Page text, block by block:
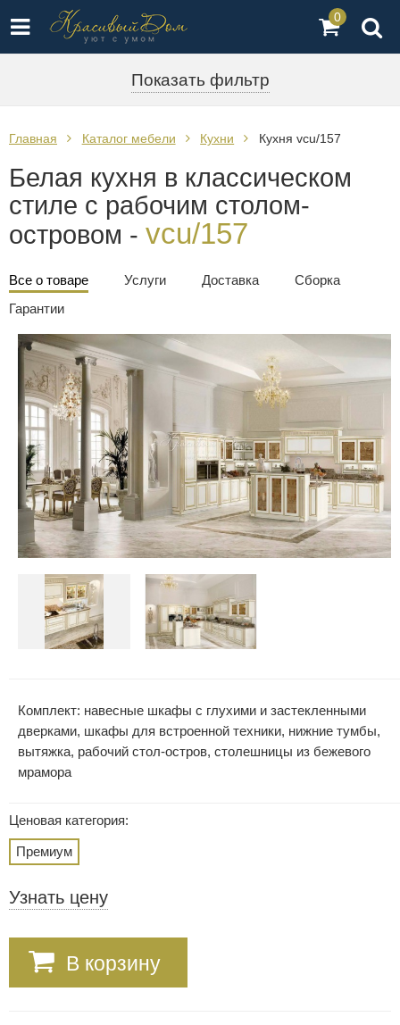
0
Показать фильтр
Главная Каталог мебели Кухни Кухня vcu/157
Белая кухня в классическом
стиле с рабочим столом-
островом - vcu/157
Все о товаре Услуги Доставка
Сборка
Гарантии
Комплект: навесные шкафы с глухими и застекленными
дверками, шкафы для встроенной техники, нижние тумбы,
вытяжка, рабочий стол-остров, столешницы из бежевого
мрамора
Ценовая категория:
Премиум
Узнать цену
В корзину